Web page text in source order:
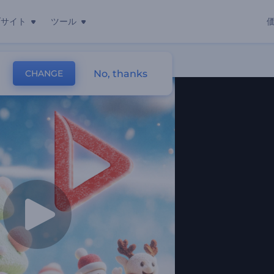
イト ツール
CHANGE No, thanks